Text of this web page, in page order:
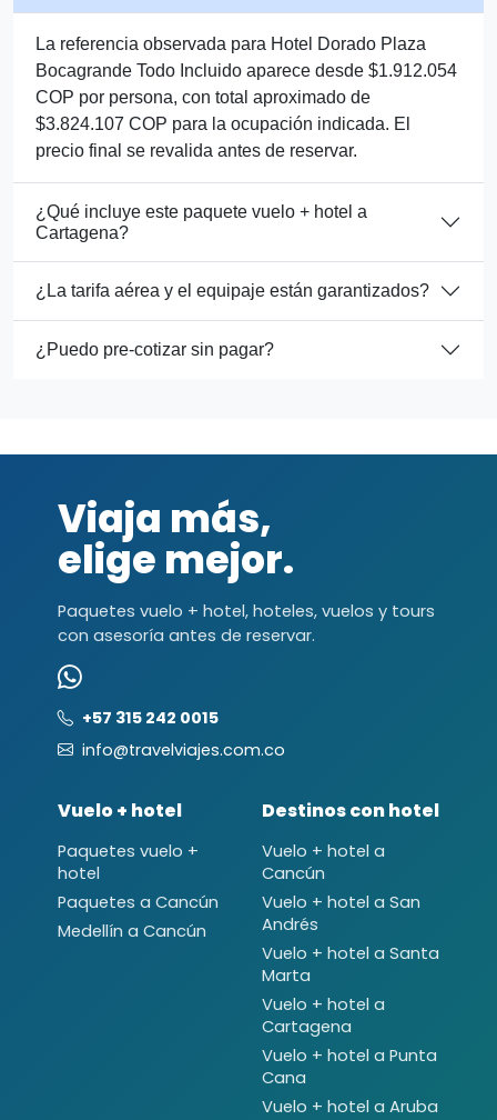
La referencia observada para Hotel Dorado Plaza
Bocagrande Todo Incluido aparece desde $1.912.054
COP por persona, con total aproximado de
$3.824.107 COP para la ocupación indicada. El
precio final se revalida antes de reservar.
¿Qué incluye este paquete vuelo + hotel a
Cartagena?
¿La tarifa aérea y el equipaje están garantizados?
¿Puedo pre-cotizar sin pagar?
Viaja más,
elige mejor.
Paquetes vuelo + hotel, hoteles, vuelos y tours
con asesoría antes de reservar.
+57 315 242 0015
info@travelviajes.com.co
Vuelo + hotel
Paquetes vuelo +
hotel
Paquetes a Cancún
Medellín a Cancún
Destinos con hotel
Vuelo + hotel a
Cancún
Vuelo + hotel a San
Andrés
Vuelo + hotel a Santa
Marta
Vuelo + hotel a
Cartagena
Vuelo + hotel a Punta
Cana
Vuelo + hotel a Aruba